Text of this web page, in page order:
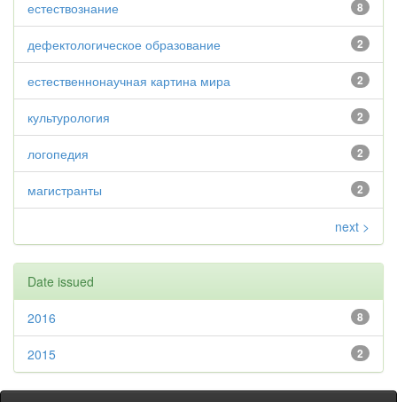
8
естествознание
2
дефектологическое образование
2
естественнонаучная картина мира
2
культурология
2
логопедия
2
магистранты
next >
Date issued
8
2016
2
2015